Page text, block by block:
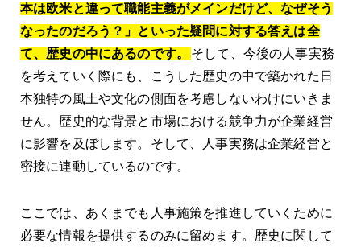
本は欧米と違って職能主義がメインだけど、なぜそう
なったのだろう？」といった疑問に対する答えは全
て、歴史の中にあるのです。
そして、今後の人事実務
を考えていく際にも、こうした歴史の中で築かれた日
本独特の風土や文化の側面を考慮しないわけにいきま
せん。歴史的な背景と市場における競争力が企業経営
に影響を及ぼします。そして、人事実務は企業経営と
密接に連動しているのです。
ここでは、あくまでも人事施策を推進していくために
必要な情報を提供するのみに留めます。歴史に関して